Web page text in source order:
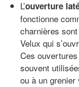
L’ouverture
fonctionne
charnières
Velux qui
Ces
souvent
ou à un